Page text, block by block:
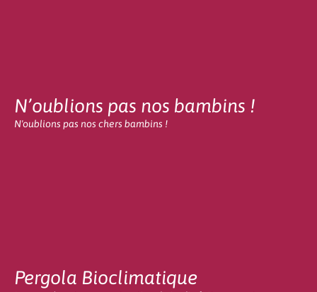
N’oublions pas nos bambins !
N'oublions pas nos chers bambins !
Pergola Bioclimatique